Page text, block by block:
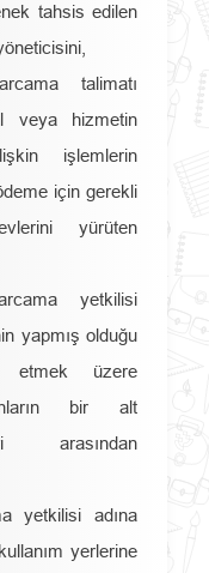
tahsis edilen
talimatı
veya hizmetin
işlemlerin
için gerekli
yürüten
yetkilisi
yapmış olduğu
etmek üzere
bir alt
arasından
yetkilisi adına
yerlerine